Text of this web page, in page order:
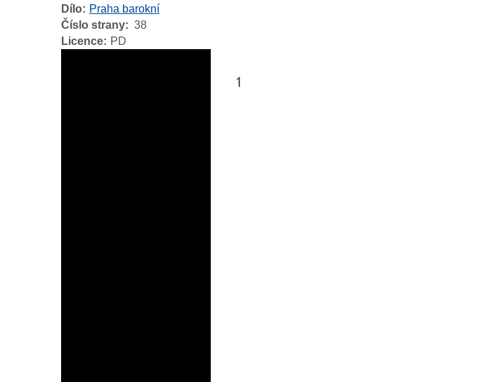
Dílo
Praha barokní
Číslo strany
38
Licence
PD